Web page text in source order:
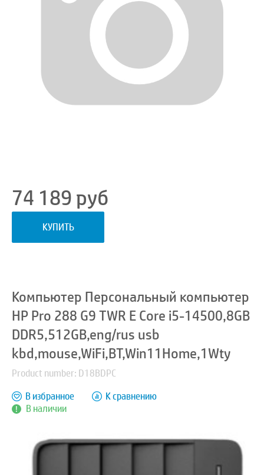
74 189руб
КУПИТЬ
Компьютер Персональный компьютер
HP Pro 288 G9 TWR E Core i5-14500,8GB
DDR5,512GB,eng/rus usb
kbd,mouse,WiFi,BT,Win11Home,1Wty
Product number: D18BDPC
В наличии
В избранное К сравнению